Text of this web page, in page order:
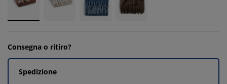
Consegna o ritiro?
Spedizione